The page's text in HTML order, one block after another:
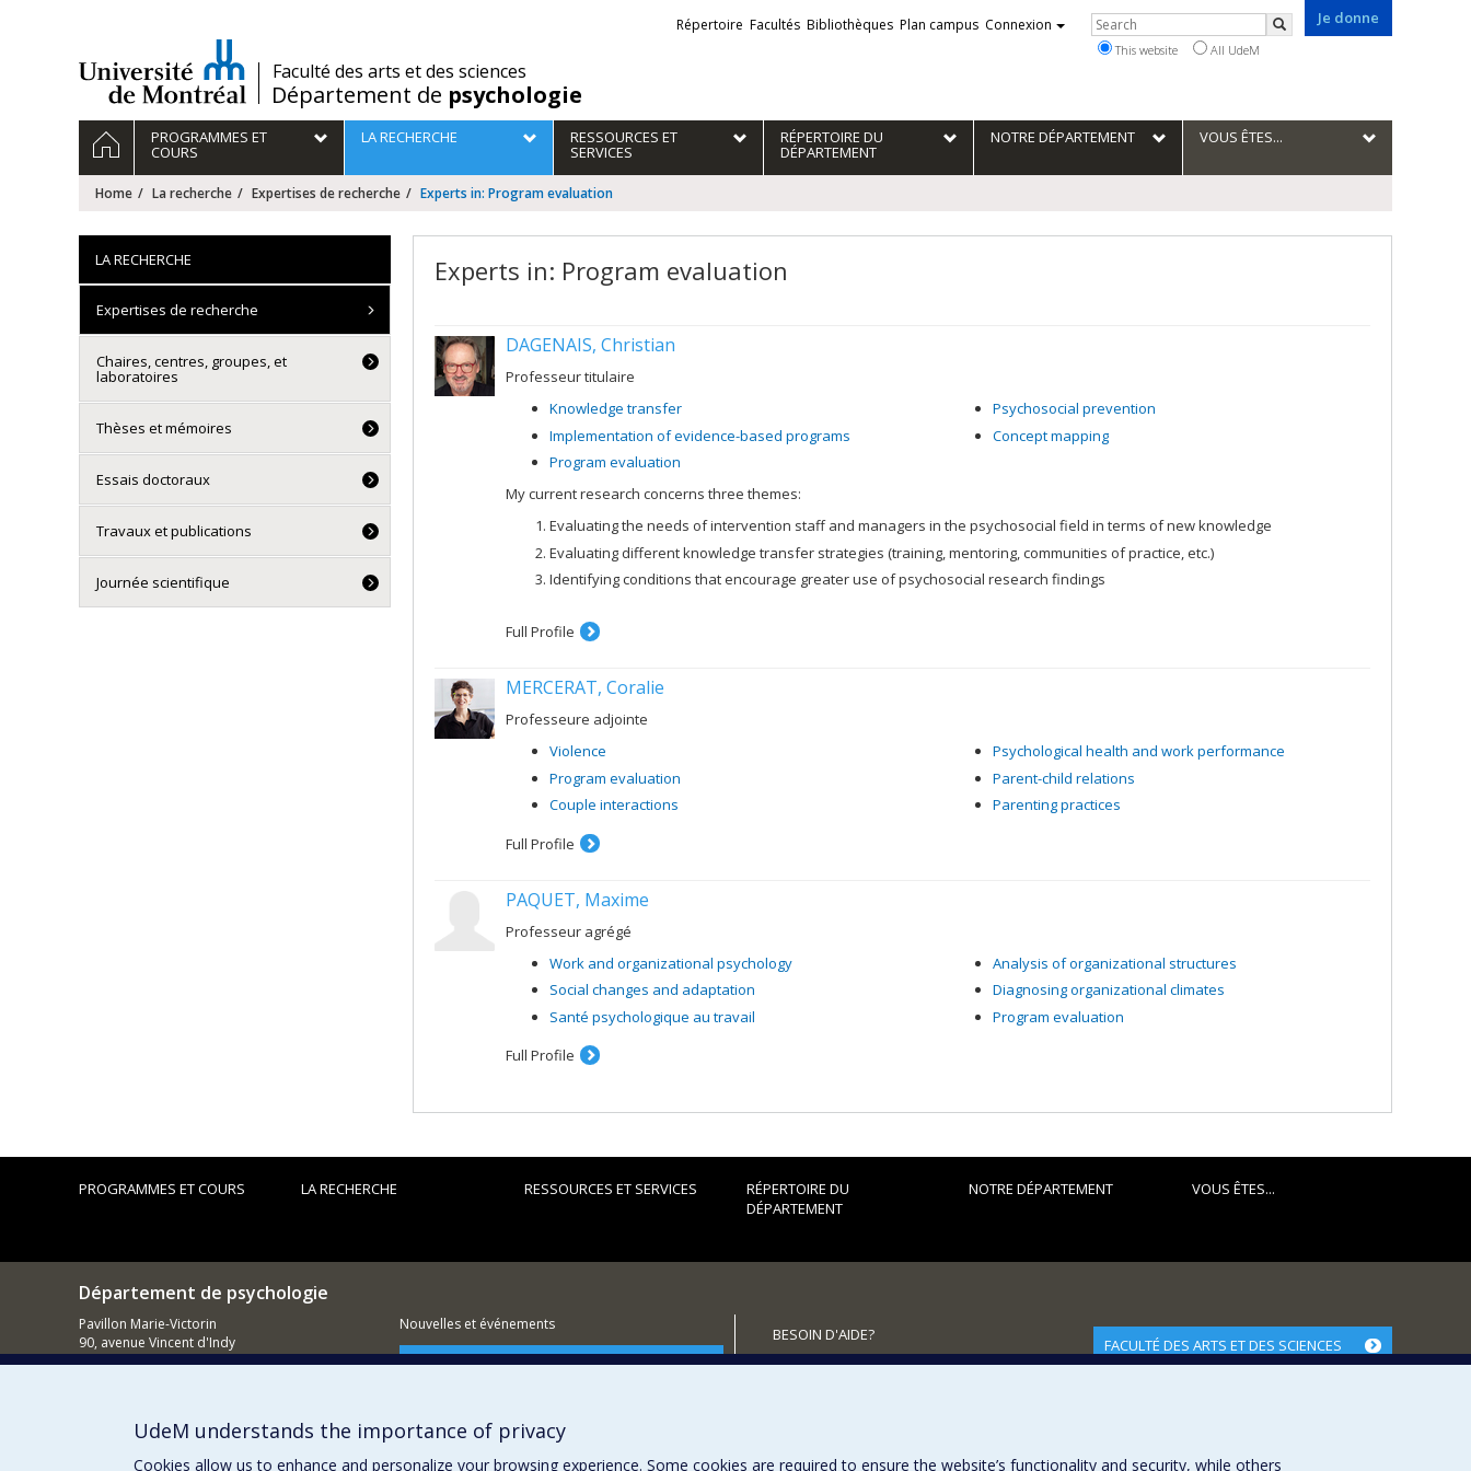
/Faculté des arts et des sciences
Département de psychologie
Je donne
Liens
externes
Répertoire Facultés Bibliothèques Plan campus Connexion Rechercher
Search
This website All UdeM
Navigation
principale
HOMEPROGRAMMES ET
COURS
LA RECHERCHE RESSOURCES ET
SERVICES
RÉPERTOIRE DU
DÉPARTEMENT
NOTRE DÉPARTEMENT VOUS ÊTES...
Home La recherche Expertises de recherche Experts in: Program evaluation
Experts in: Program evaluation
DAGENAIS, Christian
Professeur titulaire
Knowledge transfer
Implementation of evidence-based programs
Program evaluation
Psychosocial prevention
Concept mapping
My current research concerns three themes:
Evaluating the needs of intervention staff and managers in the psychosocial field in terms of new knowledge
Evaluating different knowledge transfer strategies (training, mentoring, communities of practice, etc.)
Identifying conditions that encourage greater use of psychosocial research findings
Full Profile
MERCERAT, Coralie
Professeure adjointe
Violence
Program evaluation
Couple interactions
Psychological health and work performance
Parent-child relations
Parenting practices
Full Profile
PAQUET, Maxime
Professeur agrégé
Work and organizational psychology
Social changes and adaptation
Santé psychologique au travail
Analysis of organizational structures
Diagnosing organizational climates
Program evaluation
Full Profile
LA RECHERCHE
Expertises de recherche
Chaires, centres, groupes, et
laboratoires
Thèses et mémoires
Essais doctoraux
Travaux et publications
Journée scientifique
PROGRAMMES ET COURS LA RECHERCHE RESSOURCES ET SERVICES
RÉPERTOIRE DU
DÉPARTEMENT
NOTRE DÉPARTEMENT VOUS ÊTES...
Département de psychologie
Pavillon Marie-Victorin
90, avenue Vincent d'Indy
Montréal (QC)
Nouvelles et événements
Comment soutenir le Département?
BESOIN D'AIDE?
Plan du site
FACULTÉ DES ARTS ET DES SCIENCES
UdeM understands the importance of privacy
Cookies allow us to enhance and personalize your browsing experience. Some cookies are required to ensure the website’s functionality and security, while others